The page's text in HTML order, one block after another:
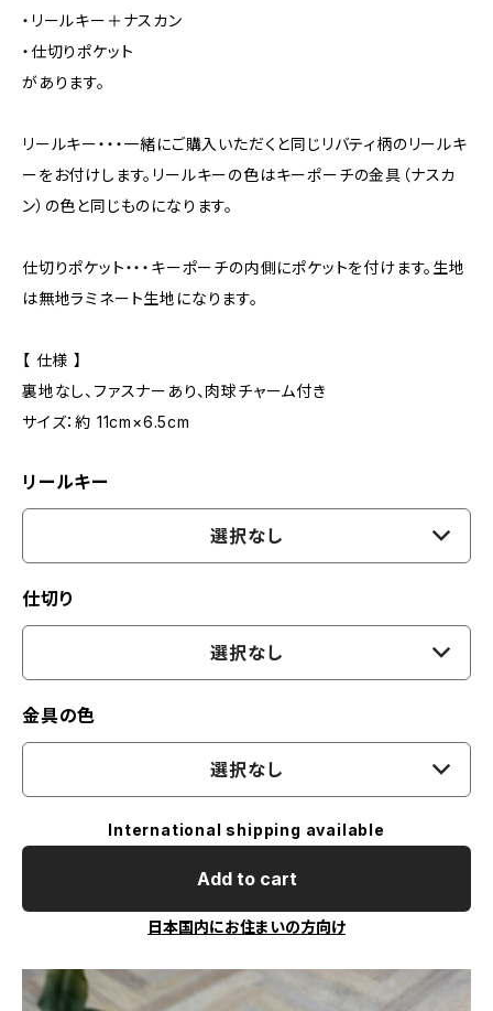
・リールキー＋ナスカン
・仕切りポケット
があります。
リールキー・・・一緒にご購入いただくと同じリバティ柄のリールキ
ーをお付けします。リールキーの色はキーポーチの金具（ナスカ
ン）の色と同じものになります。
仕切りポケット・・・キーポーチの内側にポケットを付けます。生地
は無地ラミネート生地になります。
【 仕様 】
裏地なし、ファスナーあり、肉球チャーム付き
サイズ：約 11cm×6.5cm
リールキー
選択なし
仕切り
選択なし
金具の色
選択なし
International shipping available
Add to cart
日本国内にお住まいの方向け